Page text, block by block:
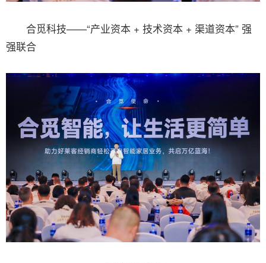
合觅科技——“产业资本 + 技术资本 + 渠道资本” 强
强联合